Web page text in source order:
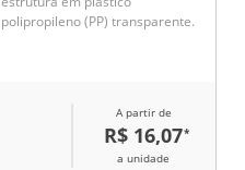
polipropileno (PP) transparente.
A partir de
R$ 16,07*
a unidade